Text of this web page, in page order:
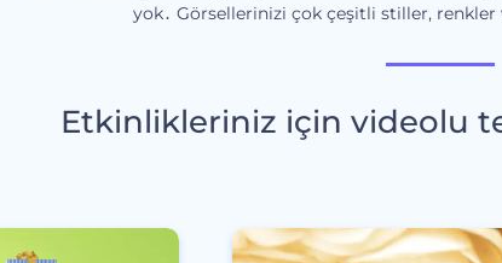
yok․ Görsellerinizi çok çeşitli stiller,
Etkinlikleriniz için videolu